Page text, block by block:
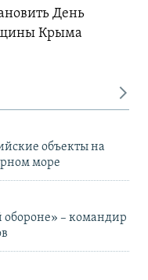
День
Крыма
объекты на
море
обороне» – командир